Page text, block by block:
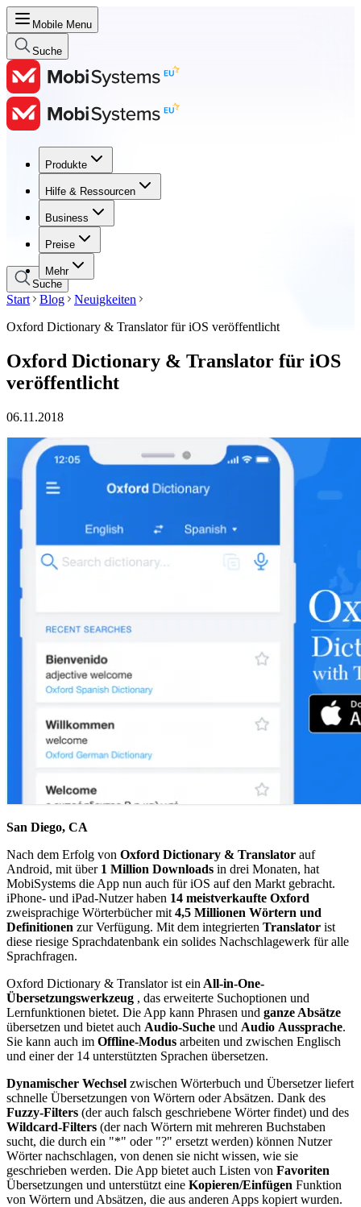
Mobile Menu
Suche
Produkte
Hilfe & Ressourcen
Business
Preise
Mehr
Produkte
Hilfe & Ressourcen
Business
Preise
Suche
Start Blog
Neuigkeiten
Oxford Dictionary & Translator für iOS veröffentlicht
Oxford Dictionary & Translator für iOS
veröffentlicht
06.11.2018
San Diego, CA
Nach dem Erfolg von Oxford Dictionary & Translator auf
Android, mit über 1 Million Downloads in drei Monaten, hat
MobiSystems die App nun auch für iOS auf den Markt gebracht.
iPhone- und iPad-Nutzer haben 14 meistverkaufte Oxford
zweisprachige Wörterbücher mit 4,5 Millionen Wörtern und
Definitionen zur Verfügung. Mit dem integrierten Translator ist
diese riesige Sprachdatenbank ein solides Nachschlagewerk für alle
Sprachfragen.
Oxford Dictionary & Translator ist ein All-in-One-
Übersetzungswerkzeug , das erweiterte Suchoptionen und
Lernfunktionen bietet. Die App kann Phrasen und ganze Absätze
übersetzen und bietet auch Audio-Suche und Audio Aussprache.
Sie kann auch im Offline-Modus arbeiten und zwischen Englisch
und einer der 14 unterstützten Sprachen übersetzen.
Dynamischer Wechsel zwischen Wörterbuch und Übersetzer liefert
schnelle Übersetzungen von Wörtern oder Absätzen. Dank des
Fuzzy-Filters (der auch falsch geschriebene Wörter findet) und des
Wildcard-Filters (der nach Wörtern mit mehreren Buchstaben
sucht, die durch ein "*" oder "?" ersetzt werden) können Nutzer
Wörter nachschlagen, von denen sie nicht wissen, wie sie
geschrieben werden. Die App bietet auch Listen von Favoriten
Übersetzungen und unterstützt eine Kopieren/Einfügen Funktion
von Wörtern und Absätzen, die aus anderen Apps kopiert wurden.